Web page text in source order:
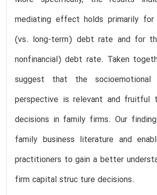
mediating effect holds primarily
(vs. long-term) debt rate and for
nonfinancial) debt rate. Taken
suggest that the socioemotional
perspective is relevant and fruitful
decisions in family firms. Our
family business literature and
practitioners to gain a better
firm capital struc ture decisions.